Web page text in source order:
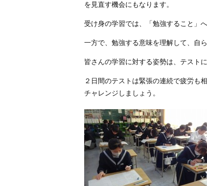
を見直す機会にもなります。
受け身の学習では、「勉強すること」
一方で、勉強する意味を理解して、自
皆さんの学習に対する姿勢は、テスト
２日間のテストは緊張の連続で疲労も
チャレンジしましょう。